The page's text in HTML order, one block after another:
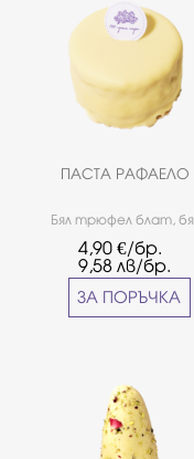
ПАСТА РАФАЕЛО
Бял трюфел блат,
лешников крокан.
4,90 €/бр.
9,58 лв/бр.
ЗА ПОРЪЧКА